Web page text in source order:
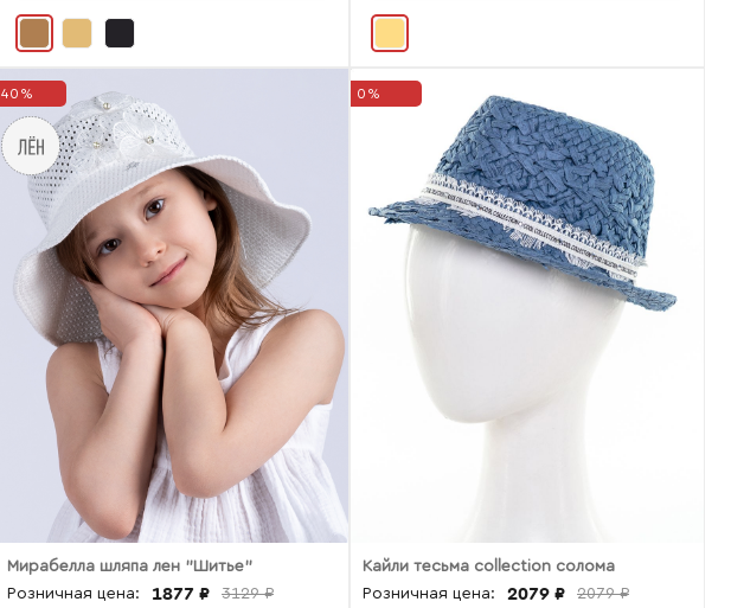
40%
Мирабелла шляпа лен "Шитье"
Розничная цена:
1877 ₽
3129 ₽
0%
Кайли тесьма collection солома
Розничная цена:
2079 ₽
2079 ₽